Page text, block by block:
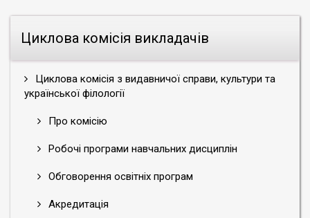
Циклова комісія викладачів
Циклова комісія з видавничої справи, культури та
української філології
Про комісію
Робочі програми навчальних дисциплін
Обговорення освітніх програм
Акредитація